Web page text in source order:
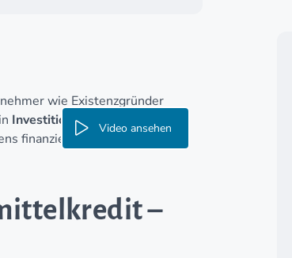
wie Existenzgründer
Investitionskredit
finanziert wird.
Video ansehen
–